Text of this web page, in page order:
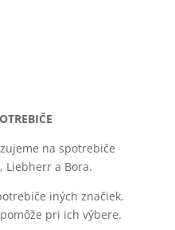
na spotrebiče
Liebherr a Bora.
iných značiek.
pri ich výbere.